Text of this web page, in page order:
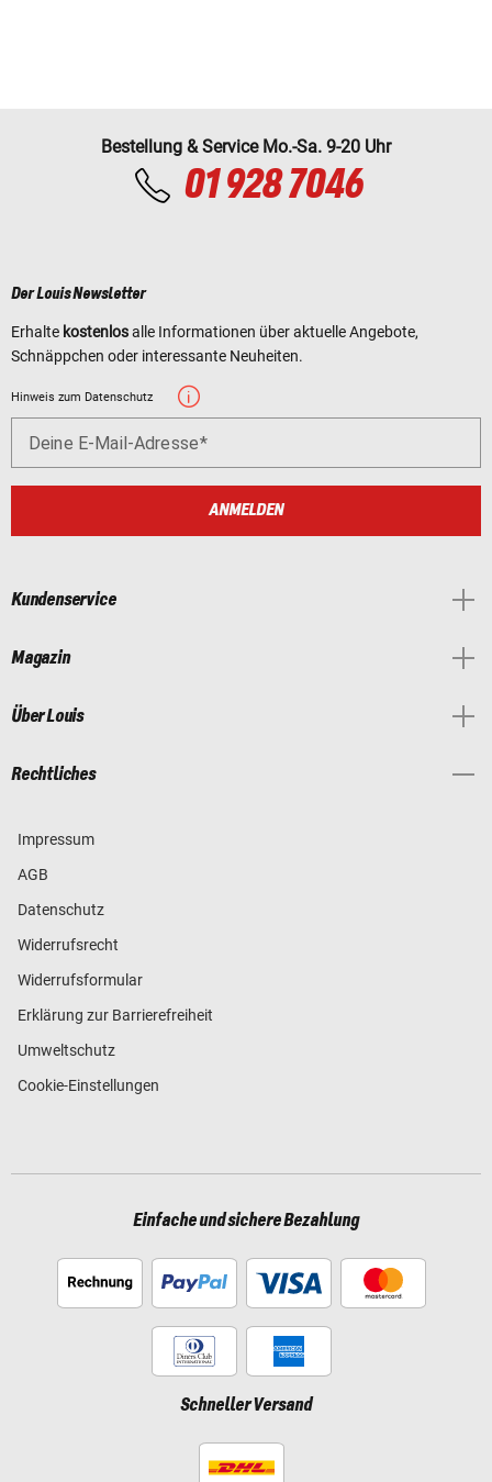
Bestellung & Service Mo.-Sa. 9-20 Uhr
01 928 7046
Der Louis Newsletter
Erhalte kostenlosalle Informationen über aktuelle Angebote,
Schnäppchen oder interessante Neuheiten.
Hinweis zum Datenschutz
Deine E-Mail-Adresse
ANMELDEN
Kundenservice
Magazin
Über Louis
Rechtliches
Impressum
AGB
Datenschutz
Widerrufsrecht
Widerrufsformular
Erklärung zur Barrierefreiheit
Umweltschutz
Cookie-Einstellungen
Einfache und sichere Bezahlung
Schneller Versand